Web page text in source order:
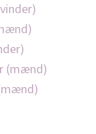
(mænd)